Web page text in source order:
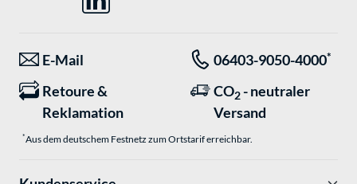
E-Mail 06403-9050-4000*
Retoure &
Reklamation
CO2 - neutraler
Versand
*Aus dem deutschem Festnetz zum Ortstarif erreichbar.